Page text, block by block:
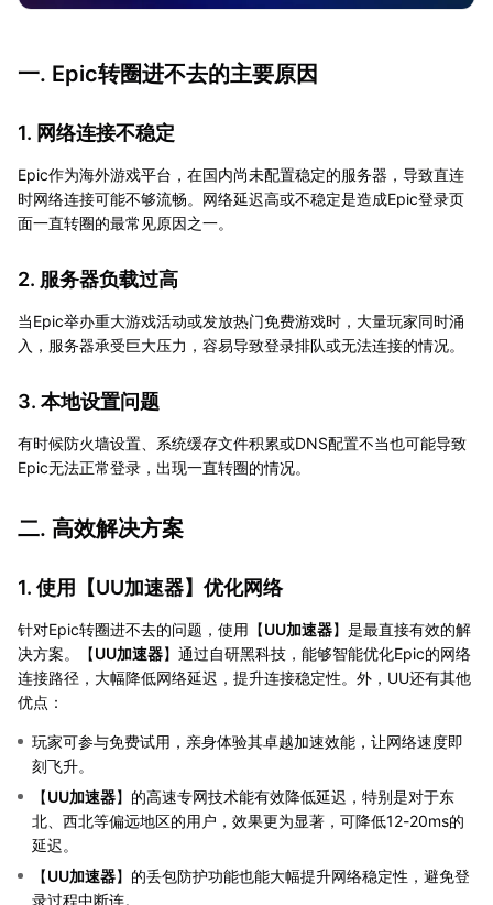
一. Epic转圈进不去的主要原因
1. 网络连接不稳定
Epic作为海外游戏平台，在国内尚未配置稳定的服务器，导致直连
时网络连接可能不够流畅。网络延迟高或不稳定是造成Epic登录页
面一直转圈的最常见原因之一。
2. 服务器负载过高
当Epic举办重大游戏活动或发放热门免费游戏时，大量玩家同时涌
入，服务器承受巨大压力，容易导致登录排队或无法连接的情况。
3. 本地设置问题
有时候防火墙设置、系统缓存文件积累或DNS配置不当也可能导致
Epic无法正常登录，出现一直转圈的情况。
二. 高效解决方案
1. 使用【UU加速器】优化网络
针对Epic转圈进不去的问题，使用【UU加速器】是最直接有效的解
决方案。【UU加速器】通过自研黑科技，能够智能优化Epic的网络
连接路径，大幅降低网络延迟，提升连接稳定性。外，UU还有其他
优点：
玩家可参与免费试用，亲身体验其卓越加速效能，让网络速度即
刻飞升。
【UU加速器】的高速专网技术能有效降低延迟，特别是对于东
北、西北等偏远地区的用户，效果更为显著，可降低12-20ms的
延迟。
【UU加速器】的丢包防护功能也能大幅提升网络稳定性，避免登
录过程中断连。